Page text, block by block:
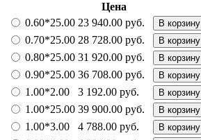
Цена
0.60*25.00 23 940.00 руб. В корзину
0.70*25.00 28 728.00 руб. В корзину
0.80*25.00 31 920.00 руб. В корзину
0.90*25.00 36 708.00 руб. В корзину
1.00*2.00 3 192.00 руб. В корзину
1.00*25.00 39 900.00 руб. В корзину
1.00*3.00 4 788.00 руб. В корзину